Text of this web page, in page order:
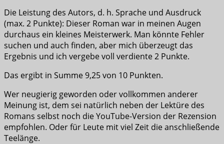
Die Leistung des Autors, d. h. Sprache und Ausdruck
(max. 2 Punkte): Dieser Roman war in meinen Augen
durchaus ein kleines Meisterwerk. Man könnte Fehler
suchen und auch finden, aber mich überzeugt das
Ergebnis und ich vergebe voll verdiente 2 Punkte.
Das ergibt in Summe 9,25 von 10 Punkten.
Wer neugierig geworden oder vollkommen anderer
Meinung ist, dem sei natürlich neben der Lektüre des
Romans selbst noch die YouTube-Version der Rezension
empfohlen. Oder für Leute mit viel Zeit die anschließende
Teelänge.